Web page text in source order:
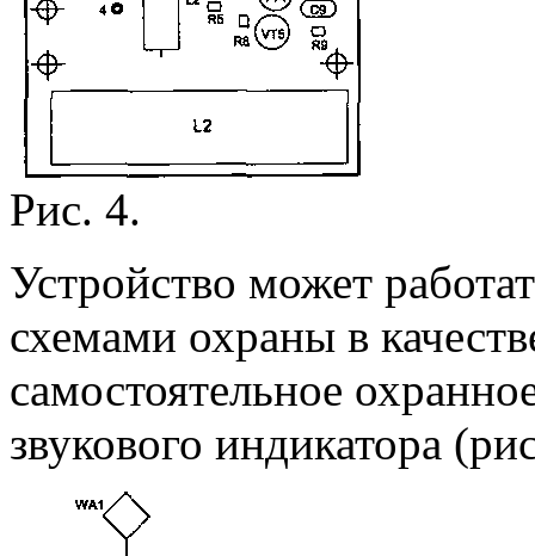
Рис. 4.
Устройство может
схемами охраны в
самостоятельное
звукового индикатора